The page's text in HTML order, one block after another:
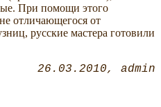
При помощи этого
отличающегося от
русские мастера готовили
26.03.2010 admin